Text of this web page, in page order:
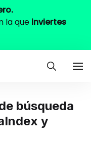
la que inviertes
búsqueda
y